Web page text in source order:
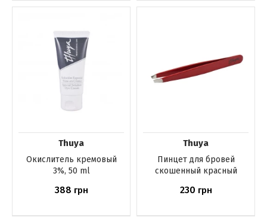
Thuya
Окислитель кремовый
3%, 50 ml
388 грн
Thuya
Пинцет для бровей
скошенный красный
230 грн